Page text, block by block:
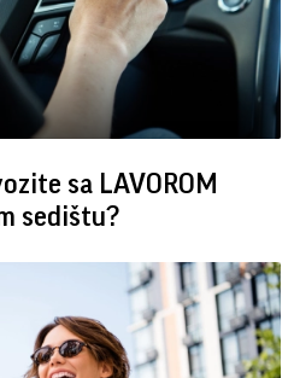
sa LAVOROM
sedištu?